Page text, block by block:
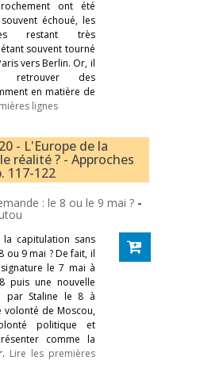
ont été
échoué, les
restant très
souvent tourné
vers Berlin. Or, il
des
en matière de
lignes
- L'Europe de la
réalité ? - Approches
117-122
: le 8 ou le 9 mai ? -
la capitulation sans
ou 9 mai ? De fait, il
le 7 mai à
puis une nouvelle
par Staline le 8 à
volonté de Moscou,
politique et
comme la
Lire les premières